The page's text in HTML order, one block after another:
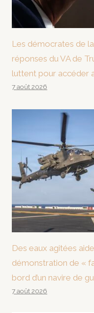
Les démocrates de
réponses du VA de
luttent pour accéder
7 août 2026
Des eaux agitées
démonstration de «
bord d’un navire de
7 août 2026